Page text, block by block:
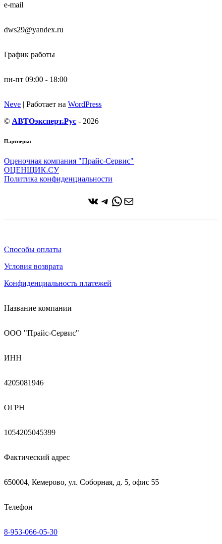
e-mail
dws29@yandex.ru
График работы
пн-пт 09:00 - 18:00
Neve | Работает на WordPress
© АВТОэксперт.Рус - 2026
Партнеры:
Оценочная компания "Прайс-Сервис"
ОЦЕНЩИК.СУ
Политика конфиденциальности
ВКонтакте
Telegram
WhatsApp
Почта
Способы оплаты
Условия возврата
Конфиденциальность платежей
Название компании
ООО "Прайс-Сервис"
ИНН
4205081946
ОГРН
1054205045399
Фактический адрес
650004, Кемерово, ул. Соборная, д. 5, офис 55
Телефон
8-953-066-05-30